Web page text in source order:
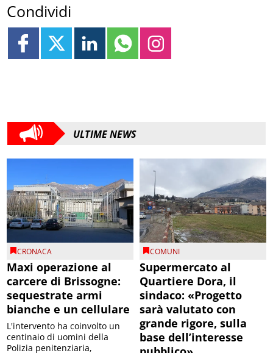
Condividi
ULTIME NEWS
CRONACA
Maxi operazione al
carcere di Brissogne:
sequestrate armi
bianche e un cellulare
L'intervento ha coinvolto un
centinaio di uomini della
Polizia penitenziaria,
COMUNI
Supermercato al
Quartiere Dora, il
sindaco: «Progetto
sarà valutato con
grande rigore, sulla
base dell’interesse